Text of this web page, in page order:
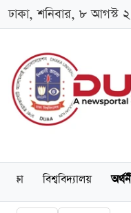
ঢাকা, শনিবার, ৮ আগস্ট
শিক্ষা বিশ্ববিদ্যালয়